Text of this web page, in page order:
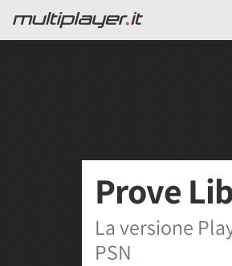
Prove
La versione
PSN